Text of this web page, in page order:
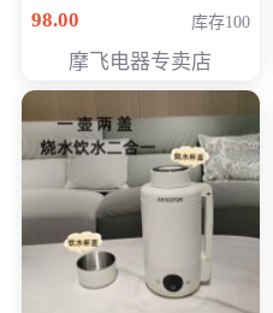
98.00
库存100
摩飞电器专卖店